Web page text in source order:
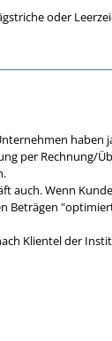
oder
haben
per Rechnung/
auch. Wenn
Beträgen
Klientel der